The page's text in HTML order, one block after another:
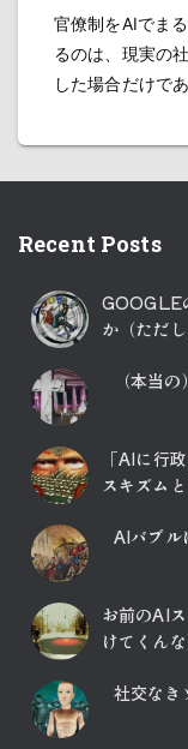
官僚制をAIでま
るのは、現実の
した場合だけであ
Recent Posts
GOOGLE
か（ただ
（本当
「AIに行
スキズム
AIバブル
お前のAI
けてくんな
社交なき